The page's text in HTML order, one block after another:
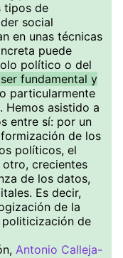
tipos de
social
en unas técnicas
puede
político o del
fundamental y
particularmente
Hemos asistido a
entre sí: por un
de los
políticos, el
crecientes
de los datos,
Es decir,
de la
de
Antonio Calleja-